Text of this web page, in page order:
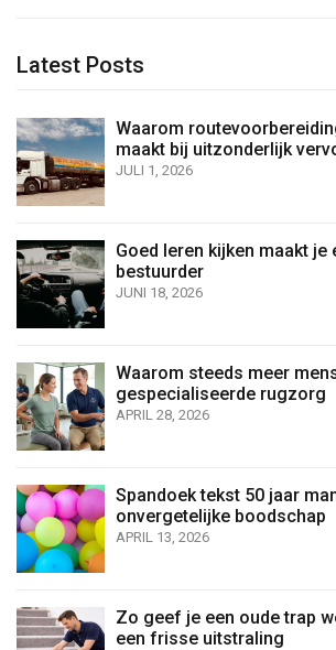
Latest Posts
Waarom
maakt bij uitzonderlijk
JULI 1, 2026
Goed leren kijken maakt je
bestuurder
JUNI 18, 2026
Waarom steeds meer
gespecialiseerde rugzorg
APRIL 28, 2026
Spandoek tekst 50 jaar
onvergetelijke boodschap
APRIL 13, 2026
Zo geef je een oude trap
een frisse uitstraling